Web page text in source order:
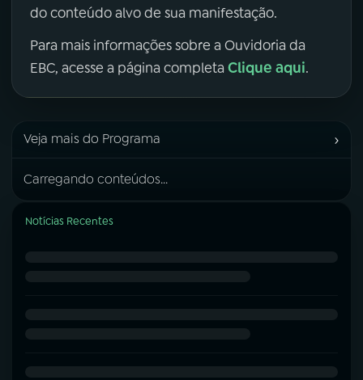
do conteúdo alvo de sua manifestação.
Para mais informações sobre a Ouvidoria da
EBC, acesse a página completa Clique aqui.
Veja mais do Programa ›
Carregando conteúdos...
Notícias Recentes